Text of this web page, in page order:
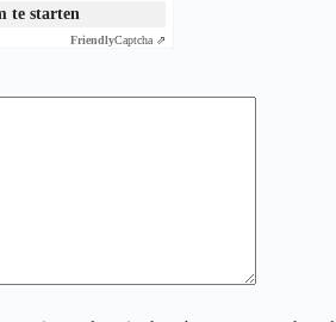
te starten
FriendlyCaptcha ⇗